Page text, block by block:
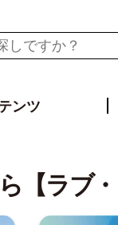
ンツ
【ラブ